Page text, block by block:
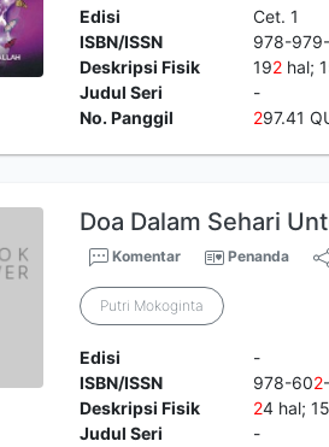
Edisi
Cet. 1
ISBN/ISSN
978-
Deskripsi Fisik
192hal;
Judul Seri
-
No. Panggil
297.41
Doa Dalam Sehari
Komentar Penanda
Putri Mokoginta
Edisi
-
ISBN/ISSN
978-602-
Deskripsi Fisik
24 hal;
Judul Seri
-